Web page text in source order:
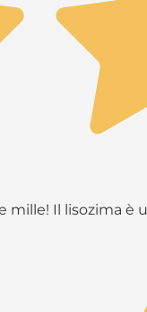
mille! Il lisozima